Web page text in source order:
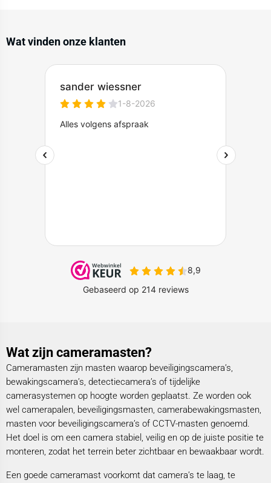
Wat vinden onze klanten
Wat zijn cameramasten?
Cameramasten zijn masten waarop beveiligingscamera’s,
bewakingscamera’s, detectiecamera’s of tijdelijke
camerasystemen op hoogte worden geplaatst. Ze worden ook
wel camerapalen, beveiligingsmasten, camerabewakingsmasten,
masten voor beveiligingscamera’s of CCTV-masten genoemd.
Het doel is om een camera stabiel, veilig en op de juiste positie te
monteren, zodat het terrein beter zichtbaar en bewaakbaar wordt.
Een goede cameramast voorkomt dat camera’s te laag, te